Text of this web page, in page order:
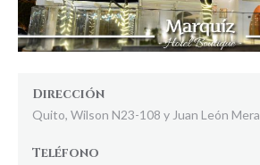
Dirección
Quito, Wilson N23-108 y Juan León Mera
Teléfono